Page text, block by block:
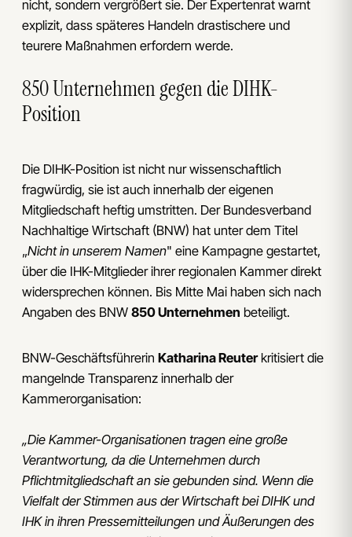
nicht, sondern vergrößert sie. Der Expertenrat warnt
explizit, dass späteres Handeln drastischere und
teurere Maßnahmen erfordern werde.
850 Unternehmen gegen die DIHK-
Position
Die DIHK-Position ist nicht nur wissenschaftlich
fragwürdig, sie ist auch innerhalb der eigenen
Mitgliedschaft heftig umstritten. Der Bundesverband
Nachhaltige Wirtschaft (BNW) hat unter dem Titel
„Nicht in unserem Namen" eine Kampagne gestartet,
über die IHK-Mitglieder ihrer regionalen Kammer direkt
widersprechen können. Bis Mitte Mai haben sich nach
Angaben des BNW 850 Unternehmen beteiligt.
BNW-Geschäftsführerin Katharina Reuterkritisiert die
mangelnde Transparenz innerhalb der
Kammerorganisation:
„Die Kammer-Organisationen tragen eine große
Verantwortung, da die Unternehmen durch
Pflichtmitgliedschaft an sie gebunden sind. Wenn die
Vielfalt der Stimmen aus der Wirtschaft bei DIHK und
IHK in ihren Pressemitteilungen und Äußerungen des